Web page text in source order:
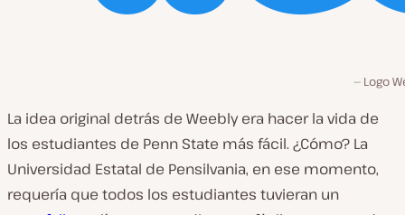
Logo
La idea original detrás de Weebly era hacer la vida de
los estudiantes de Penn State más fácil. ¿Cómo? La
Universidad Estatal de Pensilvania, en ese momento,
requería que todos los estudiantes tuvieran un